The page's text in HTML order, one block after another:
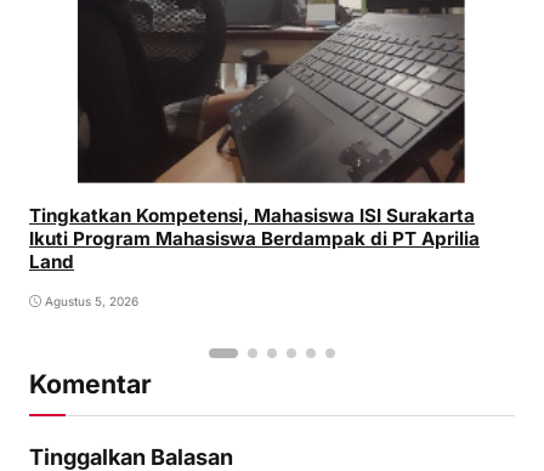
Tingkatkan Kompetensi, Mahasiswa ISI Surakarta
Ikuti Program Mahasiswa Berdampak di PT Aprilia
Land
Agustus 5, 2026
Komentar
Tinggalkan Balasan